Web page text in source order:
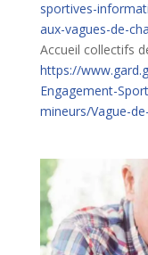
sportives-
aux-vagues-de-
Accueil collectifs
https://
Engagement-
mineurs/Vague-